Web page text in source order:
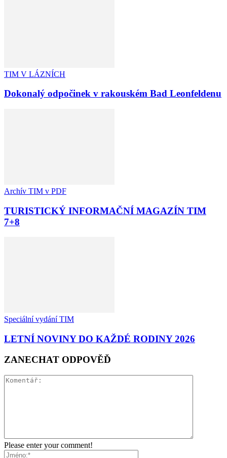
TIM V LÁZNÍCH
Dokonalý odpočinek v rakouském Bad Leonfeldenu
Archív TIM v PDF
TURISTICKÝ INFORMAČNÍ MAGAZÍN TIM
7+8
Speciální vydání TIM
LETNÍ NOVINY DO KAŽDÉ RODINY 2026
ZANECHAT ODPOVĚĎ
Please enter your comment!